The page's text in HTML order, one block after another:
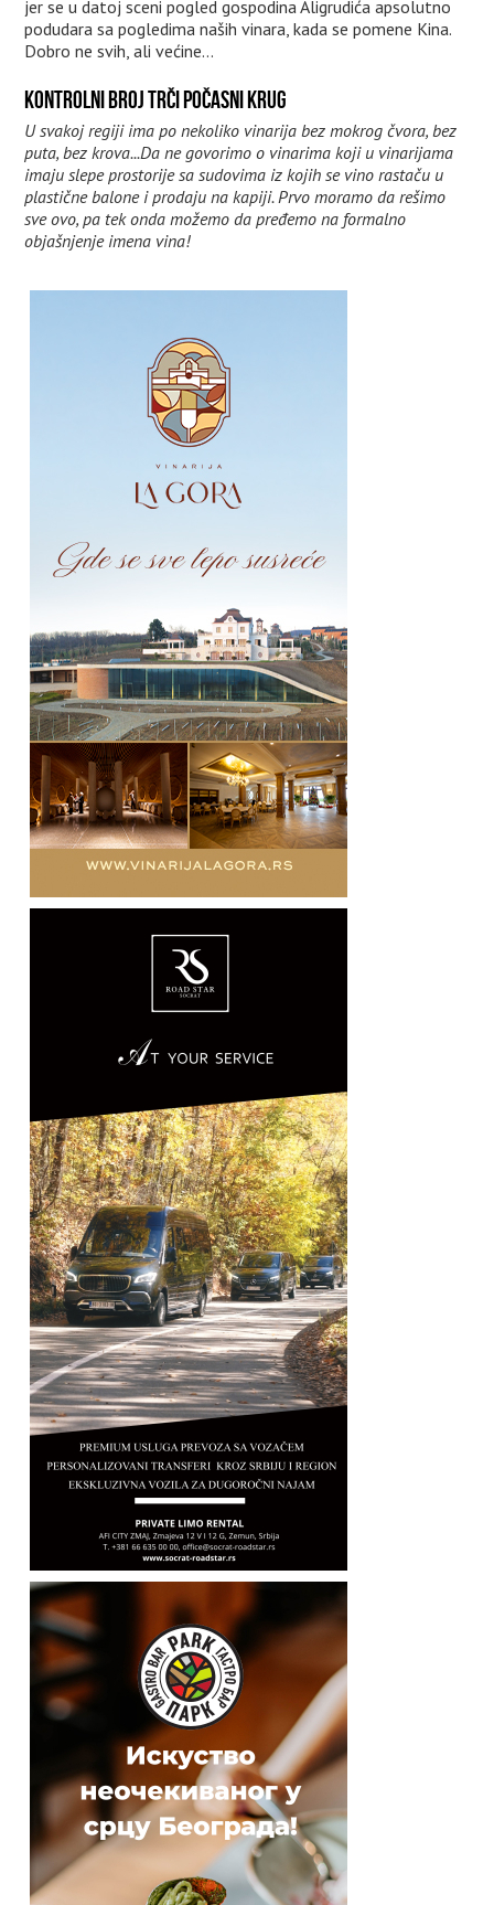
jer se u datoj sceni pogled gospodina Aligrudića apsolutno
podudara sa pogledima naših vinara, kada se pomene Kina.
Dobro ne svih, ali većine...
KONTROLNI BROJ TRČI POČASNI KRUG
U svakoj regiji ima po nekoliko vinarija bez mokrog čvora, bez
puta, bez krova...Da ne govorimo o vinarima koji u vinarijama
imaju slepe prostorije sa sudovima iz kojih se vino rastaču u
plastične balone i prodaju na kapiji. Prvo moramo da rešimo
sve ovo, pa tek onda možemo da pređemo na formalno
objašnjenje imena vina!